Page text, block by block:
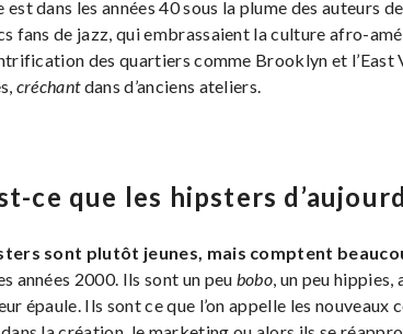
est dans les années 40 sous la plume des auteurs
fans de jazz, qui embrassaient la culture afro-
des quartiers comme Brooklyn et l’East
créchantdans d’anciens ateliers.
ce que les hipsters
sont plutôt jeunes, mais comptent
années 2000. Ils sont un peu bobo , un peu
épaule. Ils sont ce que l’on appelle les